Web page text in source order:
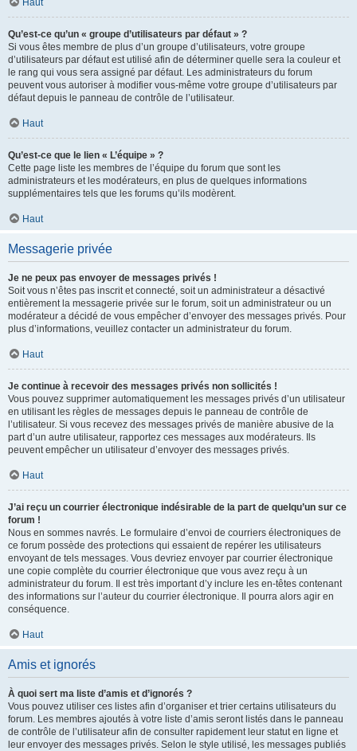
Haut
Qu’est-ce qu’un « groupe d’utilisateurs par défaut » ?
Si vous êtes membre de plus d’un groupe d’utilisateurs, votre groupe
d’utilisateurs par défaut est utilisé afin de déterminer quelle sera la couleur et
le rang qui vous sera assigné par défaut. Les administrateurs du forum
peuvent vous autoriser à modifier vous-même votre groupe d’utilisateurs par
défaut depuis le panneau de contrôle de l’utilisateur.
Haut
Qu’est-ce que le lien « L’équipe » ?
Cette page liste les membres de l’équipe du forum que sont les
administrateurs et les modérateurs, en plus de quelques informations
supplémentaires tels que les forums qu’ils modèrent.
Haut
Messagerie privée
Je ne peux pas envoyer de messages privés !
Soit vous n’êtes pas inscrit et connecté, soit un administrateur a désactivé
entièrement la messagerie privée sur le forum, soit un administrateur ou un
modérateur a décidé de vous empêcher d’envoyer des messages privés. Pour
plus d’informations, veuillez contacter un administrateur du forum.
Haut
Je continue à recevoir des messages privés non sollicités !
Vous pouvez supprimer automatiquement les messages privés d’un utilisateur
en utilisant les règles de messages depuis le panneau de contrôle de
l’utilisateur. Si vous recevez des messages privés de manière abusive de la
part d’un autre utilisateur, rapportez ces messages aux modérateurs. Ils
peuvent empêcher un utilisateur d’envoyer des messages privés.
Haut
J’ai reçu un courrier électronique indésirable de la part de quelqu’un sur ce
forum !
Nous en sommes navrés. Le formulaire d’envoi de courriers électroniques de
ce forum possède des protections qui essaient de repérer les utilisateurs
envoyant de tels messages. Vous devriez envoyer par courrier électronique
une copie complète du courrier électronique que vous avez reçu à un
administrateur du forum. Il est très important d’y inclure les en-têtes contenant
des informations sur l’auteur du courrier électronique. Il pourra alors agir en
conséquence.
Haut
Amis et ignorés
À quoi sert ma liste d’amis et d’ignorés ?
Vous pouvez utiliser ces listes afin d’organiser et trier certains utilisateurs du
forum. Les membres ajoutés à votre liste d’amis seront listés dans le panneau
de contrôle de l’utilisateur afin de consulter rapidement leur statut en ligne et
leur envoyer des messages privés. Selon le style utilisé, les messages publiés